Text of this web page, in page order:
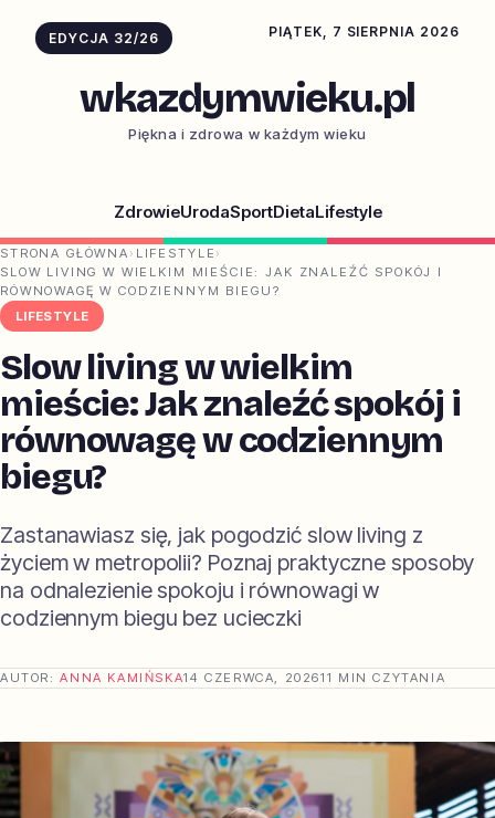
EDYCJA 32/26 PIĄTEK, 7 SIERPNIA 2026
wkazdymwieku.pl
Piękna i zdrowa w każdym wieku
ZdrowieUrodaSportDietaLifestyle
STRONA GŁÓWNA › LIFESTYLE ›
SLOW LIVING W WIELKIM MIEŚCIE: JAK ZNALEŹĆ SPOKÓJ I
RÓWNOWAGĘ W CODZIENNYM BIEGU?
LIFESTYLE
Slow living w wielkim
mieście: Jak znaleźć spokój i
równowagę w codziennym
biegu?
Zastanawiasz się, jak pogodzić slow living z
życiem w metropolii? Poznaj praktyczne sposoby
na odnalezienie spokoju i równowagi w
codziennym biegu bez ucieczki
AUTOR:ANNA KAMIŃSKA14 CZERWCA, 202611 MIN CZYTANIA